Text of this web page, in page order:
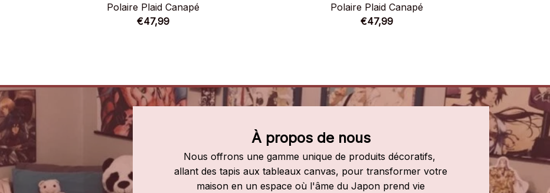
Polaire Plaid Canapé
€47,99
Polaire Plaid Canapé
€47,99
À propos de nous
Nous offrons une gamme unique de produits décoratifs,
allant des tapis aux tableaux canvas, pour transformer votre
maison en un espace où l'âme du Japon prend vie